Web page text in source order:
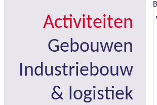
Activiteiten
Gebouwen
Industriebouw
& logistiek